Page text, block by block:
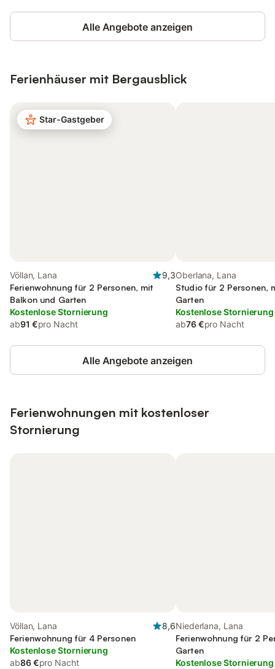
Alle Angebote anzeigen
Ferienhäuser mit Bergausblick
Star-Gastgeber
Völlan, Lana
9,3
Ferienwohnung für 2 Personen, mit
Balkon und Garten
Kostenlose Stornierung
ab91 €pro Nacht
Oberlana, Lana
Studio für 2 Personen,
Garten
Kostenlose Stornierung
ab76 €pro Nacht
Alle Angebote anzeigen
Ferienwohnungen mit kostenloser
Stornierung
Völlan, Lana
8,6
Ferienwohnung für 4 Personen
Kostenlose Stornierung
ab86 €pro Nacht
Niederlana, Lana
Ferienwohnung für 2
Garten
Kostenlose Stornierung